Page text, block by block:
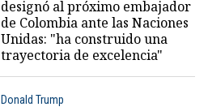
designó al próximo embajador
de Colombia ante las Naciones
Unidas: "ha construido una
trayectoria de excelencia"
Donald Trump